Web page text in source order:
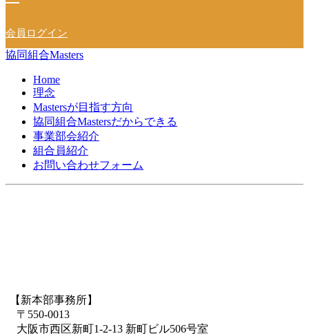
会員ログイン
協同組合Masters
Home
理念
Mastersが目指す方向
協同組合Mastersだからできる
事業部会紹介
組合員紹介
お問い合わせフォーム
【新本部事務所】
〒550-0013
大阪市西区新町1-2-13 新町ビル506号室